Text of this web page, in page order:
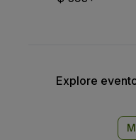
Explore